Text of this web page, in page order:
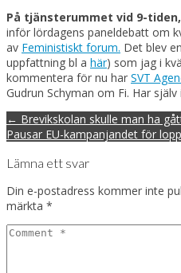
På tjänsterummet vid 9-tiden,
inför lördagens paneldebatt om
av Feministiskt forum. Det blev
uppfattning bl a här) som jag i
kommentera för nu har SVT
Gudrun Schyman om Fi. Har
Post
navigation
← Brevikskolan skulle man ha
Pausar EU-kampanjandet för
Lämna ett svar
Din e-postadress kommer inte
märkta *